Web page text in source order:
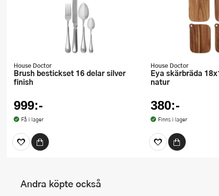
House Doctor
Brush bestickset 16 delar silver
finish
999:-
Få i lager
House Doctor
Eya skärbräda 18x13 cm 4-pack
natur
380:-
Finns i lager
Andra köpte också